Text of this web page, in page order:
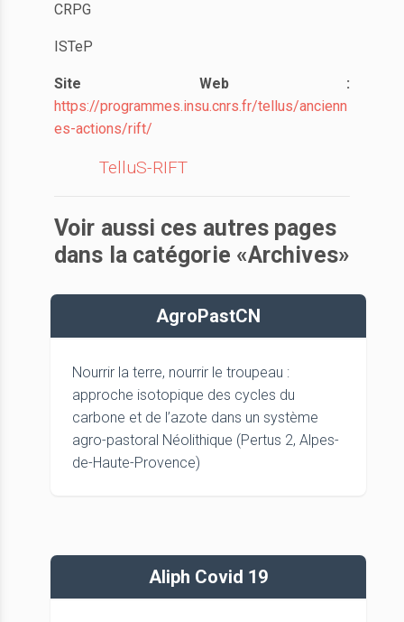
CRPG
ISTeP
Site Web :
https://programmes.insu.cnrs.fr/tellus/ancienn
es-actions/rift/
TelluS-RIFT
Voir aussi ces autres pages
dans la catégorie «Archives»
AgroPastCN
Nourrir la terre, nourrir le troupeau :
approche isotopique des cycles du
carbone et de l’azote dans un système
agro-pastoral Néolithique (Pertus 2, Alpes-
de-Haute-Provence)
Aliph Covid 19